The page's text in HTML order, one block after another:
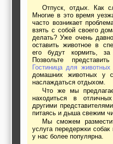
тренинги, семинары,
повышение
квалификации
Промышленное
оборудование:
заводы, предприятия,
фабрики, легкая
промышленность,
металлургия
Развлечения и
активный отдых:
спортклубы, фитнес,
бильярд, боулинг,
кино, спорттовары,
экстим
Строительство и
ремонт: проектные
работы,
Отпуск, отдых. Как сладко звучат эти слова.
Многие в это время
часто возникает
взять с собой своего
делать? Уже очень
оставить животное в
его будут кормить,
Позвольте
Гостиница для животных
домашних животных у
наслаждаться отдыхом.
Что же мы предлагаем? Ваш питомец будет
находиться в
другими
питаясь и дыша свежим
Мы сможем разместить всех животных, хотя
услуга передержки
у нас более популярна.